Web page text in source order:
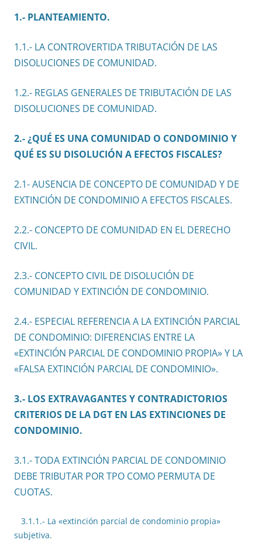
1.- PLANTEAMIENTO.
1.1.- LA CONTROVERTIDA TRIBUTACIÓN DE LAS
DISOLUCIONES DE COMUNIDAD.
1.2.- REGLAS GENERALES DE TRIBUTACIÓN DE LAS
DISOLUCIONES DE COMUNIDAD.
2.- ¿QUÉ ES UNA COMUNIDAD O CONDOMINIO Y
QUÉ ES SU DISOLUCIÓN A EFECTOS FISCALES?
2.1- AUSENCIA DE CONCEPTO DE COMUNIDAD Y DE
EXTINCIÓN DE CONDOMINIO A EFECTOS FISCALES.
2.2.- CONCEPTO DE COMUNIDAD EN EL DERECHO
CIVIL.
2.3.- CONCEPTO CIVIL DE DISOLUCIÓN DE
COMUNIDAD Y EXTINCIÓN DE CONDOMINIO.
2.4.- ESPECIAL REFERENCIA A LA EXTINCIÓN PARCIAL
DE CONDOMINIO: DIFERENCIAS ENTRE LA
«EXTINCIÓN PARCIAL DE CONDOMINIO PROPIA» Y LA
«FALSA EXTINCIÓN PARCIAL DE CONDOMINIO».
3.- LOS EXTRAVAGANTES Y CONTRADICTORIOS
CRITERIOS DE LA DGT EN LAS EXTINCIONES DE
CONDOMINIO.
3.1.- TODA EXTINCIÓN PARCIAL DE CONDOMINIO
DEBE TRIBUTAR POR TPO COMO PERMUTA DE
CUOTAS.
3.1.1.- La «extinción parcial de condominio propia»
subjetiva.